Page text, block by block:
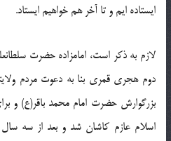
ایستاده ایم و تا آخر هم خواهیم ایستاد.
لازم به ذکر است، امامزاده حضرت
دوم هجری قمری بنا به دعوت مردم
بزرگوارش حضرت امام محمد باقر(ع) و
اسلام عازم کاشان شد و بعد از سه